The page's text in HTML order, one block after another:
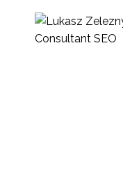
l'utilisateur
16 Déc
Vidéo